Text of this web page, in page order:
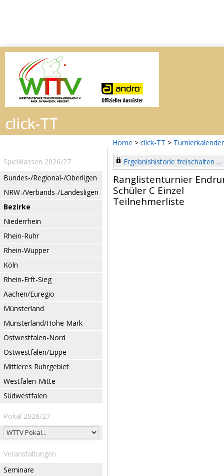
Home > click-TT > Turnierkalender
Spielklassen 2026/27
Bundes-/Regional-/Oberligen
NRW-/Verbands-/Landesligen
Bezirke
Niederrhein
Rhein-Ruhr
Rhein-Wupper
Köln
Rhein-Erft-Sieg
Aachen/Euregio
Münsterland
Münsterland/Hohe Mark
Ostwestfalen-Nord
Ostwestfalen/Lippe
Mittleres Ruhrgebiet
Westfalen-Mitte
Südwestfalen
Pokal 2026/27
Veranstaltungen
Seminare
Ergebnishistorie freischalten ...
Ranglistenturnier
Schüler C Einzel
Teilnehmerliste